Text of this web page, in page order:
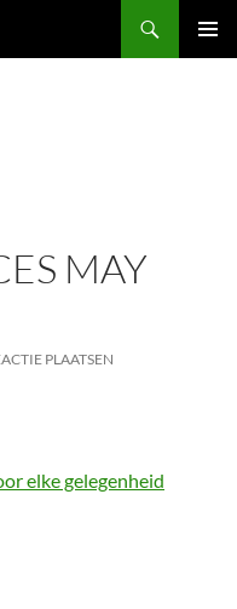
MAY
PLAATSEN
elke gelegenheid